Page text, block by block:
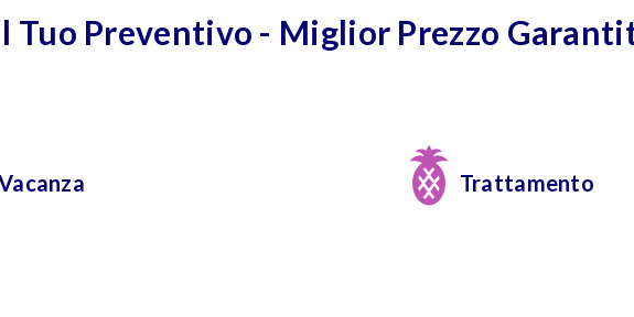
Tuo Preventivo - Miglior Prezzo
Trattamento